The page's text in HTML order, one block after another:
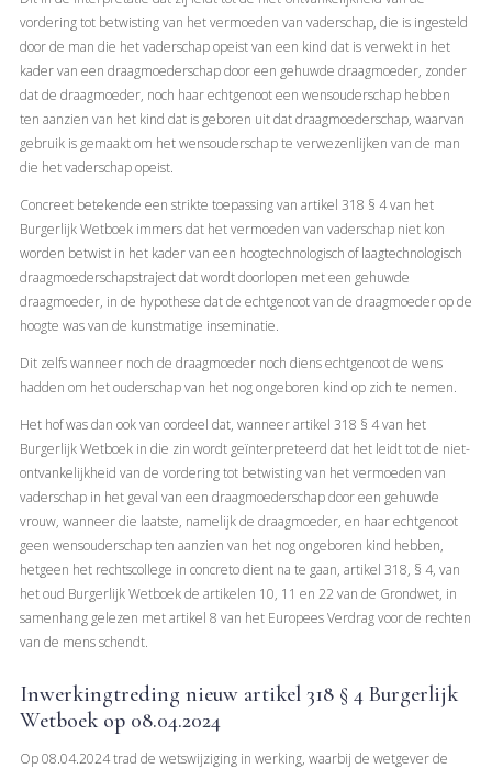
vordering tot betwisting van het vermoeden van vaderschap, die is ingesteld
door de man die het vaderschap opeist van een kind dat is verwekt in het
kader van een draagmoederschap door een gehuwde draagmoeder, zonder
dat de draagmoeder, noch haar echtgenoot een wensouderschap hebben
ten aanzien van het kind dat is geboren uit dat draagmoederschap, waarvan
gebruik is gemaakt om het wensouderschap te verwezenlijken van de man
die het vaderschap opeist.
Concreet betekende een strikte toepassing van artikel 318 § 4 van het
Burgerlijk Wetboek immers dat het vermoeden van vaderschap niet kon
worden betwist in het kader van een hoogtechnologisch of laagtechnologisch
draagmoederschapstraject dat wordt doorlopen met een gehuwde
draagmoeder, in de hypothese dat de echtgenoot van de draagmoeder op de
hoogte was van de kunstmatige inseminatie.
Dit zelfs wanneer noch de draagmoeder noch diens echtgenoot de wens
hadden om het ouderschap van het nog ongeboren kind op zich te nemen.
Het hof was dan ook van oordeel dat, wanneer artikel 318 § 4 van het
Burgerlijk Wetboek in die zin wordt geïnterpreteerd dat het leidt tot de niet-
ontvankelijkheid van de vordering tot betwisting van het vermoeden van
vaderschap in het geval van een draagmoederschap door een gehuwde
vrouw, wanneer die laatste, namelijk de draagmoeder, en haar echtgenoot
geen wensouderschap ten aanzien van het nog ongeboren kind hebben,
hetgeen het rechtscollege in concreto dient na te gaan, artikel 318, § 4, van
het oud Burgerlijk Wetboek de artikelen 10, 11 en 22 van de Grondwet, in
samenhang gelezen met artikel 8 van het Europees Verdrag voor de rechten
van de mens schendt.
Inwerkingtreding nieuw artikel 318 § 4 Burgerlijk
Wetboek op 08.04.2024
Op 08.04.2024 trad de wetswijziging in werking, waarbij de wetgever de